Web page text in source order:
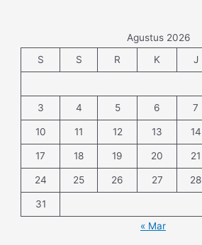
Agustus 2026
S
S R K J
3 4 5 6 7
10 11 12 13 14
17 18 19 20 21
24 25 26 27 28
31
« Mar